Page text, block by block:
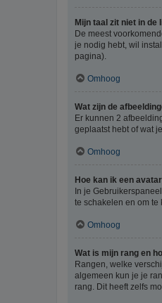
Mijn taal zit niet in de
De meest
je nodig hebt, wil
pagina).
Omhoog
Wat zijn de
Er kunnen 2
geplaatst hebt of wat
Omhoog
Hoe kan ik een
In je
te schakelen en om
Omhoog
Wat is mijn rang en
Rangen, welke
algemeen kun je je
rang. Dit heeft zelfs